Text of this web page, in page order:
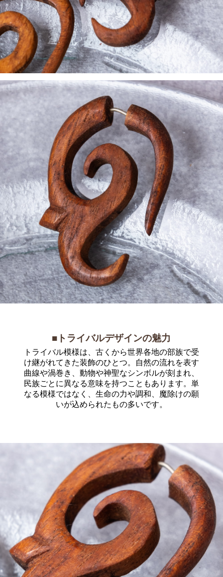
■トライバルデザインの魅力
トライバル模様は、古くから世界各地の部族で受
け継がれてきた装飾のひとつ。自然の流れを表す
曲線や渦巻き、動物や神聖なシンボルが刻まれ、
民族ごとに異なる意味を持つこともあります。単
なる模様ではなく、生命の力や調和、魔除けの願
いが込められたもの多いです。